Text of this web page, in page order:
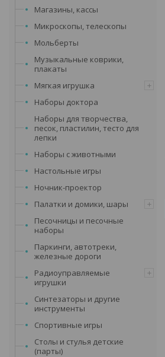
Магазины, кассы
Микроскопы, телескопы
Мольберты
Музыкальные коврики,
плакаты
Мягкая игрушка
Наборы доктора
Наборы для творчества,
песок, пластилин, тесто для
лепки
Наборы с животными
Настольные игры
Ночник-проектор
Палатки и домики, шары
Песочницы и песочные
наборы
Паркинги, автотреки,
железные дороги
Радиоуправляемые
игрушки
Синтезаторы и другие
инструменты
Спортивные игры
Столы и стулья детские
(парты)